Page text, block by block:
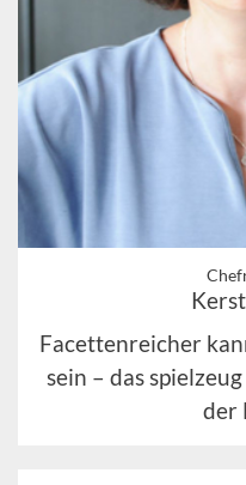
Facettenreicher
sein – das
der